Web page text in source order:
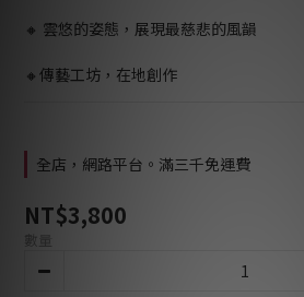
🔸 雲悠的姿態，展現最慈悲的風韻
🔸傳藝工坊，在地創作
全店，網路平台。滿三千免運費
NT$3,800
數量